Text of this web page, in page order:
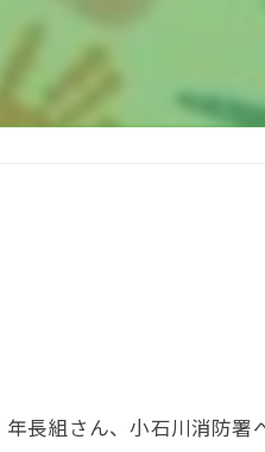
年長組さん、小石川消防署